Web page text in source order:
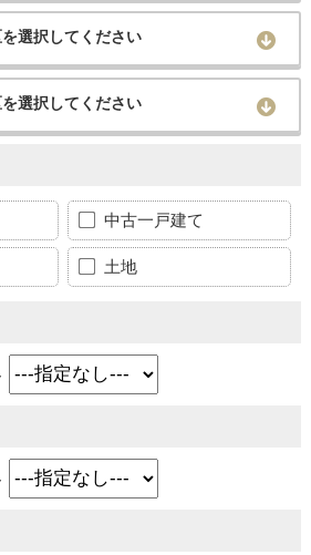
選択してください
選択してください
中古一戸建て
土地